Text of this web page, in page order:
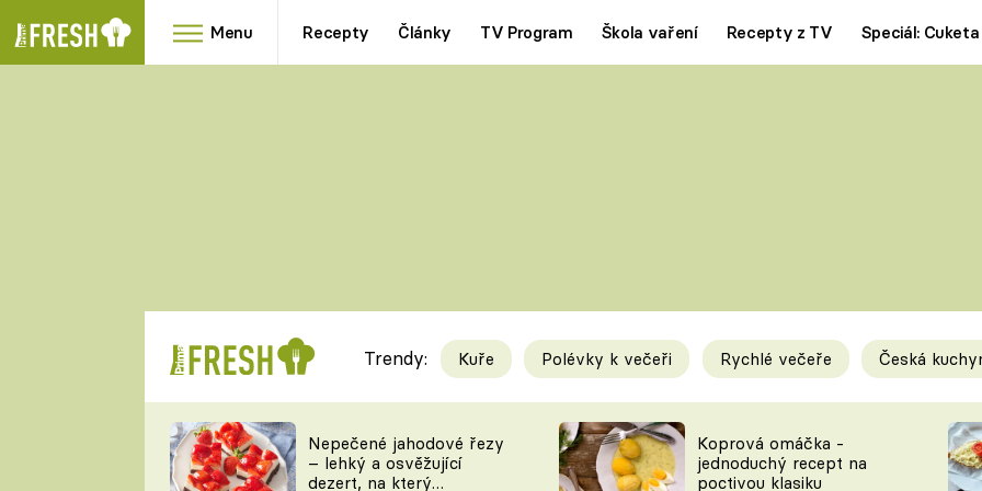
Menu Recepty Články TV Program Škola vaření Recepty z TV Speciál: Cuketa
RYCHLOVKY
Videorecepty
TEĎ VAŘÍ ŠÉF!
Tipy a triky
KAM ZA JÍDLEM
Trendy: Kuře Polévky k večeři Rychlé večeře Česká
Nepečené jahodové řezy
– lehký a osvěžující
dezert, na který
Koprová omáčka -
jednoduchý recept na
poctivou klasiku